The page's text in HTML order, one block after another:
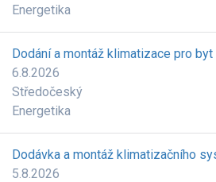
Energetika
Dodání a montáž klimatizace pro byt
6.8.2026
Středočeský
Energetika
Dodávka a montáž klimatizačního
5.8.2026